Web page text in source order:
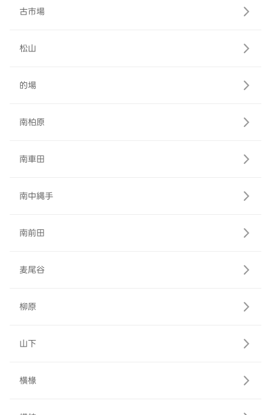
古市場
松山
的場
南柏原
南車田
南中縄手
南前田
麦尾谷
柳原
山下
横椽